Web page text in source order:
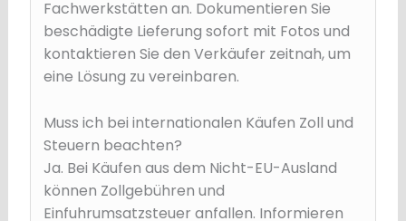
Fachwerkstätten an. Dokumentieren Sie
beschädigte Lieferung sofort mit Fotos und
kontaktieren Sie den Verkäufer zeitnah, um
eine Lösung zu vereinbaren.
Muss ich bei internationalen Käufen Zoll und
Steuern beachten?
Ja. Bei Käufen aus dem Nicht-EU-Ausland
können Zollgebühren und
Einfuhrumsatzsteuer anfallen. Informieren